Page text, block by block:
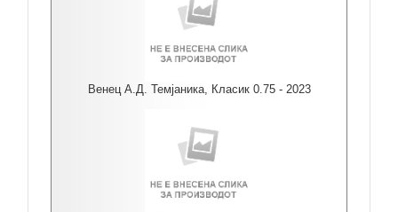
Венец А.Д. Темјаника, Класик 0.75 - 2023